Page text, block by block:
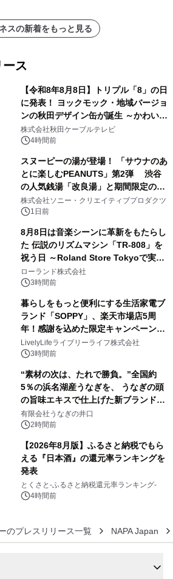
スの新着をもっと見る
ース
【令和8年8月8日】トリプル「8」の日
に発表！ ヨックモック・地域バージョ
ンの秋田デザイン缶が誕生 ～かわいい
秋田犬の子犬と秋田の四季と名所を巡
るパッケージ～ 9月1日(火)秋田県内で
株式会社秋田ケーブルテレビ
4時間前
スヌーピーの湯が登場！ 「サウナのあ
とに楽しむPEANUTS」第2弾 渋谷
の人気銭湯「改良湯」と期間限定のコ
ラボレーション サウナイキタイコラ
ボグッズも発売決定！
株式会社ソニー・クリエイティブプロダクツ
1日前
8月8日は音楽シーンに革新をもたらし
た 伝説のリズムマシン「TR-808」を
祝う日 ～Roland Store Tokyoで実機
を展示しての 記念キャンペーンを開
催 英国ラジオ「NTS」の 特別プログ
アーティストを フィーチャーしたアニ
メーションを公開～
ローランド株式会社
3時間前
暮らしをもっと便利にする生活家電ブ
ランド「SOPPY」、楽天市場店5周
年！感謝を込めた限定キャンペーンを
8月10日より開催
LivelyLifeライブリーライフ株式会社
3時間前
“素材の次は、たれで勝負。”全国約
5％の浜名湖産うなぎを、 うなぎの頭
の旨味エキスで仕上げた新ブランド
「井口の誉」誕生
有限会社うなぎの井口
2時間前
【2026年8月版】ふるさと納税でもら
える『日本酒』の還元率ランキングを
発表
とくさと-ふるさと納税還元率ランキング-
4時間前
のプレスリリース一覧 NAPA Japan